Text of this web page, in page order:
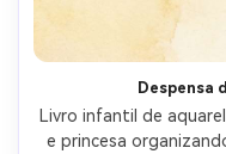
Despensa
Livro infantil de
e princesa